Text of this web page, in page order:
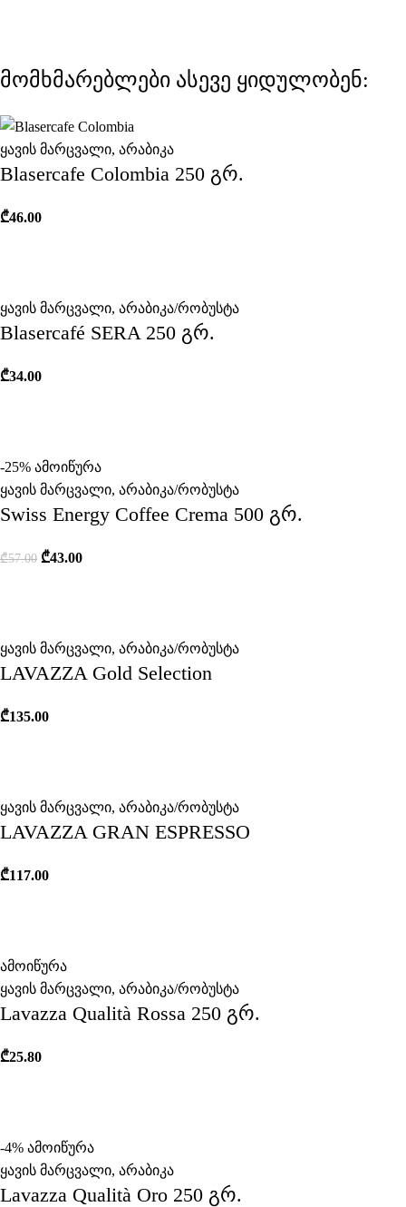
მომხმარებლები ასევე ყიდულობენ:
ყავის მარცვალი, არაბიკა
Blasercafe Colombia 250 გრ.
₾46.00
ყავის მარცვალი, არაბიკა/რობუსტა
Blasercafé SERA 250 გრ.
₾34.00
-25% ამოიწურა
ყავის მარცვალი, არაბიკა/რობუსტა
Swiss Energy Coffee Crema 500 გრ.
₾57.00 ₾43.00
ყავის მარცვალი, არაბიკა/რობუსტა
LAVAZZA Gold Selection
₾135.00
ყავის მარცვალი, არაბიკა/რობუსტა
LAVAZZA GRAN ESPRESSO
₾117.00
ამოიწურა
ყავის მარცვალი, არაბიკა/რობუსტა
Lavazza Qualità Rossa 250 გრ.
₾25.80
-4% ამოიწურა
ყავის მარცვალი, არაბიკა
Lavazza Qualità Oro 250 გრ.